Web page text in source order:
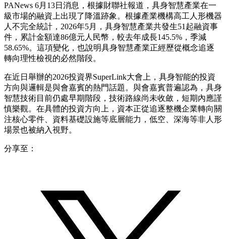
PANews 6月13日消息，根據財聯社報道，具身智慧產業在一
級市場的融資上出現了降溫跡象。根據產業機構高工人形機器
人不完全統計，2026年5月，具身智慧產業共發生51起融資事
件，累計金額達86億元人民幣，較去年成長145.5%，季減
58.65%。這項變化，也說明具身智慧產業正經歷從概念追逐
轉向理性檢視的必然階段。
在近日舉辦的2026投資界SuperLink大會上，具身智能的投資
方向與邏輯是與會嘉賓的熱門話題。與會嘉賓普遍認為，具身
智慧技術目前仍處早期階段，技術路線尚未收斂，短期內應謹
慎樂觀。在具體的投資方向上，資本正從追逐整機企業轉向關
注核心零件、資料基礎設施等底層能力，低空、深海等非人形
場景也被納入視野。
分享至：